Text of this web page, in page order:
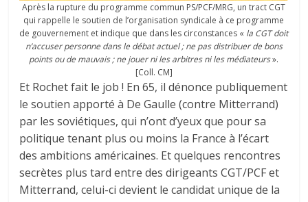
Après la rupture du programme commun PS/PCF/MRG, un tract CGT
qui rappelle le soutien de l’organisation syndicale à ce programme
de gouvernement et indique que dans les circonstances « la CGT doit
n’accuser personne dans le débat actuel ; ne pas distribuer de bons
points ou de mauvais ; ne jouer ni les arbitres ni les médiateurs».
[Coll. CM]
Et Rochet fait le job ! En 65, il dénonce publiquement
le soutien apporté à De Gaulle (contre Mitterrand)
par les soviétiques, qui n’ont d’yeux que pour sa
politique tenant plus ou moins la France à l’écart
des ambitions américaines. Et quelques rencontres
secrètes plus tard entre des dirigeants CGT/PCF et
Mitterrand, celui-ci devient le candidat unique de la